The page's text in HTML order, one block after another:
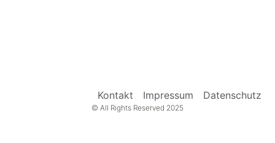
Kontakt Impressum Datenschutz
© All Rights Reserved 2025